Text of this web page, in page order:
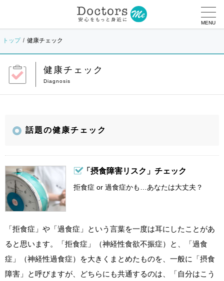
MENU
トップ 健康チェック
健康チェック
話題の健康チェック
「摂食障害リスク」チェック
拒食症 or 過食症かも…あなたは大丈夫？
「拒食症」や「過食症」という言葉を一度は耳にしたことがあ
ると思います。「拒食症」（神経性食欲不振症）と、「過食
症」（神経性過食症）を大きくまとめたものを、一般に「摂食
障害」と呼びますが、どちらにも共通するのは、「自分はこう